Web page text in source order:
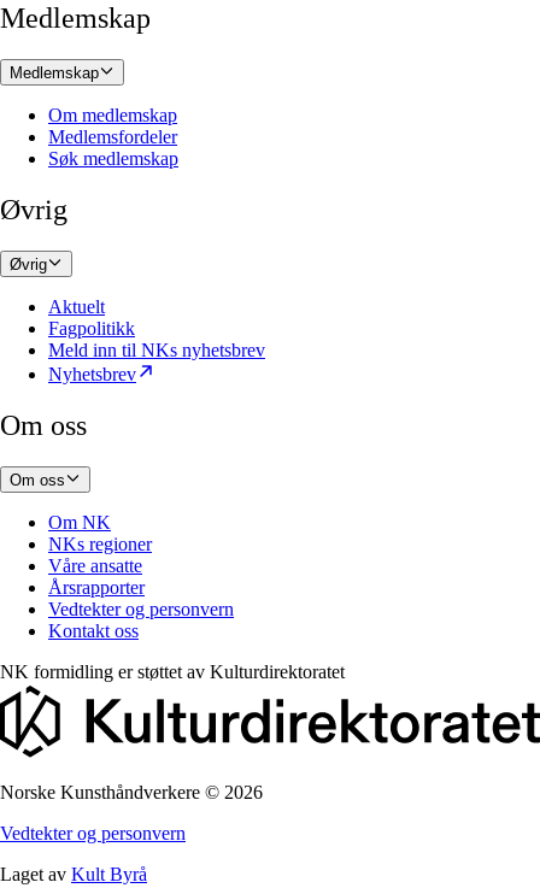
Medlemskap
Medlemskap
Om medlemskap
Medlemsfordeler
Søk medlemskap
Øvrig
Øvrig
Aktuelt
Fagpolitikk
Meld inn til NKs nyhetsbrev
Nyhetsbrev
Om oss
Om oss
Om NK
NKs regioner
Våre ansatte
Årsrapporter
Vedtekter og personvern
Kontakt oss
NK formidling er støttet av Kulturdirektoratet
Norske Kunsthåndverkere © 2026
Vedtekter og personvern
Laget av Kult Byrå